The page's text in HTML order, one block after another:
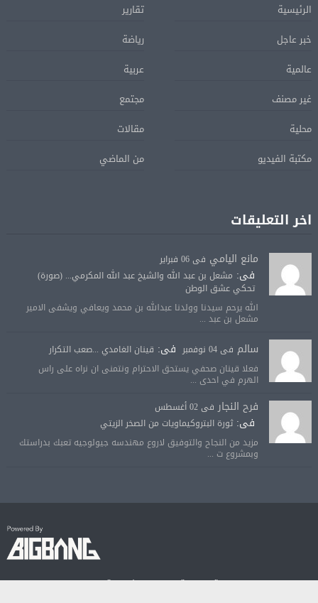
الرئيسية
تقارير
خبر عاجل
رياضة
عالمية
عربية
غير مصنف
مجتمع
محلية
مقالات
مكتبة الفيديو
من الماضي
اخر التعليقات
مانع اليامي فى 06 فبراير
فى: مشعل بن عبد الله والشيخ عبد الله المكرمي... (صورة)
تحكي عشق الوطن
الله يرحم سيدنا وولدنا عبدالله بن محمد ويعافي ويشفى الامير
مشعل بن عبد ...
سالم فى 04 نوفمبر فى: قينان الغامدي ...صعب التكرار
فعلا قينان صحفي يستحق الاحترام ونتمنى ان نراه على راس
الهرم في احدى ...
فرح النجار فى 02 أغسطس
فى:ثورة البتروكيماويات من الصخر الزيتي
مزيد من النجاح والتوفيق لاروع مهندسه جيولوجيه تعبك بدراستك
وبمشروع ت ...
© جميع الحقوق محفوظة لصحيفة الجودة الالكترونية 2018